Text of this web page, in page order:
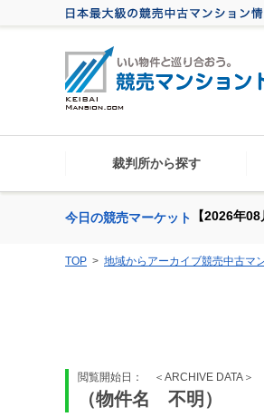
裁判所から探す
今日の競売マーケット 【2026年
TOP 地域からアーカイブ競売中古マ
閲覧開始日： ＜ARCHIVE DATA＞
（物件名 不明）